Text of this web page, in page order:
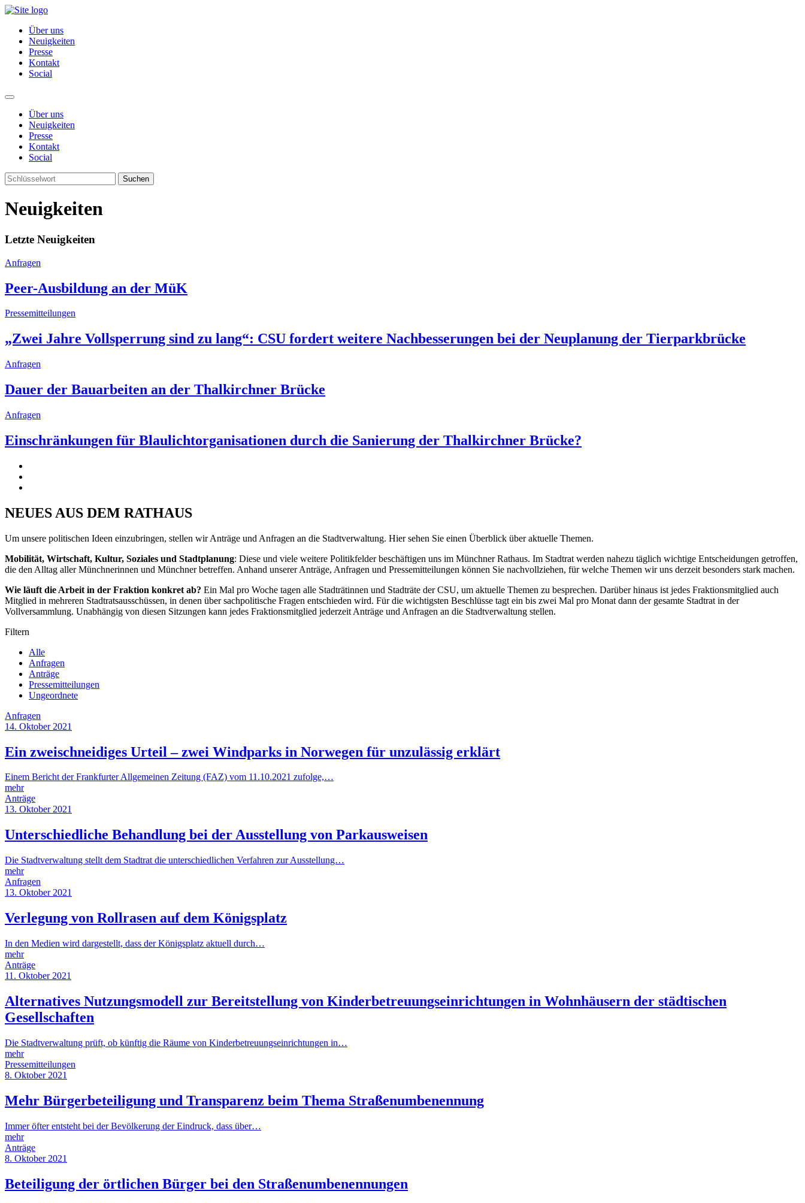
Über uns
Neuigkeiten
Presse
Kontakt
Social
Über uns
Neuigkeiten
Presse
Kontakt
Social
Suchen
Neuigkeiten
Letzte Neuigkeiten
Anfragen
Peer-Ausbildung an der MüK
Pressemitteilungen
„Zwei Jahre Vollsperrung sind zu lang“: CSU fordert weitere Nachbesserungen bei der Neuplanung der Tierparkbrücke
Anfragen
Dauer der Bauarbeiten an der Thalkirchner Brücke
Anfragen
Einschränkungen für Blaulichtorganisationen durch die Sanierung der Thalkirchner Brücke?
NEUES AUS DEM RATHAUS
Um unsere politischen Ideen einzubringen, stellen wir Anträge und Anfragen an die Stadtverwaltung. Hier sehen Sie einen Überblick über aktuelle Themen.
Mobilität, Wirtschaft, Kultur, Soziales und Stadtplanung: Diese und viele weitere Politikfelder beschäftigen uns im Münchner Rathaus. Im Stadtrat werden nahezu täglich wichtige Entscheidungen getroffen,
die den Alltag aller Münchnerinnen und Münchner betreffen. Anhand unserer Anträge, Anfragen und Pressemitteilungen können Sie nachvollziehen, für welche Themen wir uns derzeit besonders stark machen.
Wie läuft die Arbeit in der Fraktion konkret ab? Ein Mal pro Woche tagen alle Stadträtinnen und Stadträte der CSU, um aktuelle Themen zu besprechen. Darüber hinaus ist jedes Fraktionsmitglied auch
Mitglied in mehreren Stadtratsausschüssen, in denen über sachpolitische Fragen entschieden wird. Für die wichtigsten Beschlüsse tagt ein bis zwei Mal pro Monat dann der gesamte Stadtrat in der
Vollversammlung. Unabhängig von diesen Sitzungen kann jedes Fraktionsmitglied jederzeit Anträge und Anfragen an die Stadtverwaltung stellen.
Filtern
Alle
Anfragen
Anträge
Pressemitteilungen
Ungeordnete
Anfragen
14. Oktober 2021
Ein zweischneidiges Urteil – zwei Windparks in Norwegen für unzulässig erklärt
Einem Bericht der Frankfurter Allgemeinen Zeitung (FAZ) vom 11.10.2021 zufolge,…
mehr
Anträge
13. Oktober 2021
Unterschiedliche Behandlung bei der Ausstellung von Parkausweisen
Die Stadtverwaltung stellt dem Stadtrat die unterschiedlichen Verfahren zur Ausstellung…
mehr
Anfragen
13. Oktober 2021
Verlegung von Rollrasen auf dem Königsplatz
In den Medien wird dargestellt, dass der Königsplatz aktuell durch…
mehr
Anträge
11. Oktober 2021
Alternatives Nutzungsmodell zur Bereitstellung von Kinderbetreuungseinrichtungen in Wohnhäusern der städtischen
Gesellschaften
Die Stadtverwaltung prüft, ob künftig die Räume von Kinderbetreuungseinrichtungen in…
mehr
Pressemitteilungen
8. Oktober 2021
Mehr Bürgerbeteiligung und Transparenz beim Thema Straßenumbenennung
Immer öfter entsteht bei der Bevölkerung der Eindruck, dass über…
mehr
Anträge
8. Oktober 2021
Beteiligung der örtlichen Bürger bei den Straßenumbenennungen